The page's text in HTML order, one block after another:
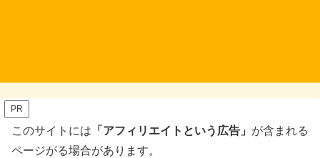
PR
このサイトには 「アフィリエイトという広告」 が含まれる
ページがる場合があります。